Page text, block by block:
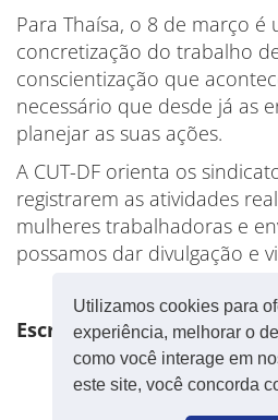
Utilizamos cookies para
experiência, melhorar o
como você interage em
este site, você concorda
Para Thaísa, o 8 de março é
concretização do trabalho
conscientização que
necessário que desde já as
planejar as suas ações.
A CUT-DF orienta os
registrarem as atividades
mulheres trabalhadoras e
possamos dar divulgação e
Escrito por: Marina Maria